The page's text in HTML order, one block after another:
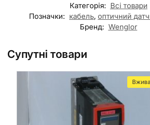
Категорія: Всі товари
Позначки: кабель, оптичний
Бренд: Wenglor
Супутні товари